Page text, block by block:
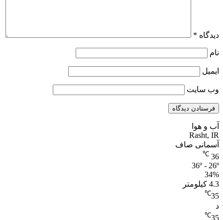
دیدگاه *
نام
ایمیل
وب‌ سایت
آب و هوا
Rasht, IR
آسمانی صاف
36
℃
36º - 26º
34%
4.3 کیلومتر
35
℃
د
35
℃